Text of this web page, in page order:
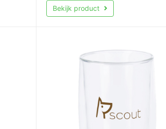
Bekijk product